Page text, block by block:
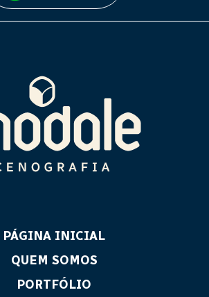
PÁGINA INICIAL
QUEM SOMOS
PORTFÓLIO